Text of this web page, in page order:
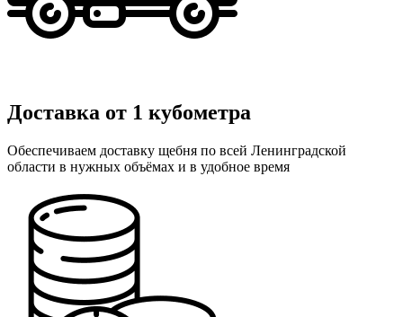
Доставка от 1 кубометра
Обеспечиваем доставку щебня по всей Ленинградской
области в нужных объёмах и в удобное время